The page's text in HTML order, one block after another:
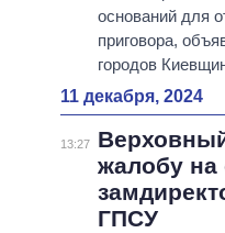
оснований для
приговора,
городов
11 декабря, 2024
13:27
жалобу на
ГПСУ